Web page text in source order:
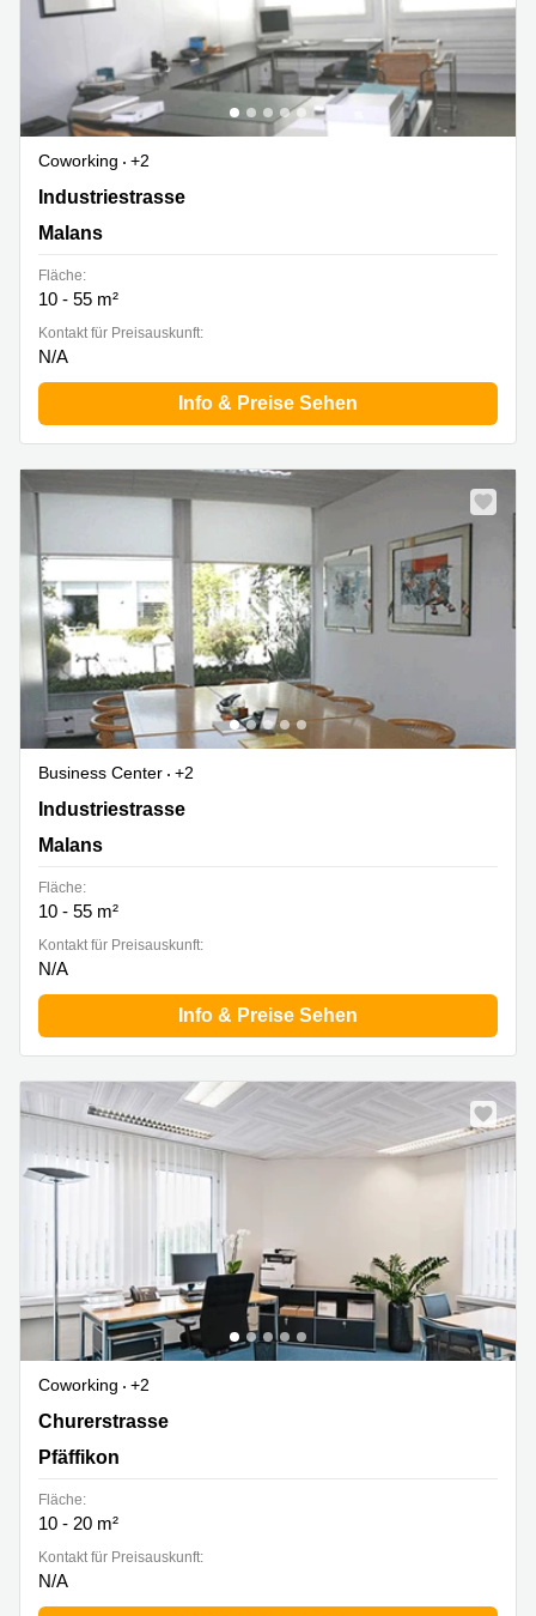
Coworking
+2
Industriestrasse 4, Malans
Industriestrasse
Malans
Fläche:
10 - 55 m²
Kontakt für Preisauskunft:
N/A
Info & Preise Sehen
Business Center
+2
Industriestrasse 4, Malans
Industriestrasse
Malans
Fläche:
10 - 55 m²
Kontakt für Preisauskunft:
N/A
Info & Preise Sehen
Coworking
+2
Churerstrasse 135, Pfäffikon
Churerstrasse
Pfäffikon
Fläche:
10 - 20 m²
Kontakt für Preisauskunft:
N/A